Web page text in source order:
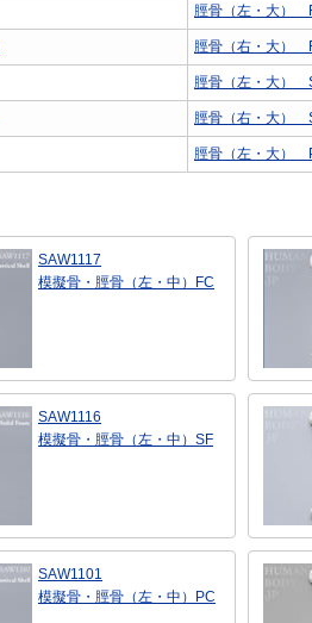
脛骨（左・大）
脛骨（右・大）
脛骨（左・大）
脛骨（右・大）
脛骨（左・大）
SAW1117
模擬骨・脛骨（左・中）FC
SAW1116
模擬骨・脛骨（左・中）SF
SAW1101
模擬骨・脛骨（左・中）PC